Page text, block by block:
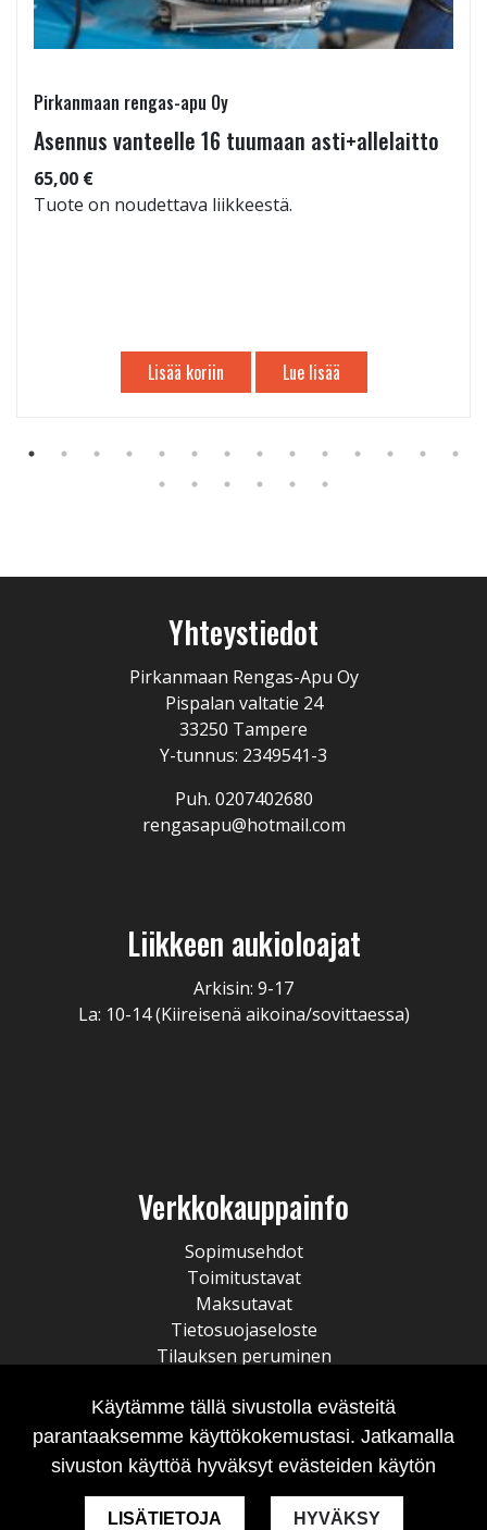
Pirkanmaan rengas-apu Oy
Asennus vanteelle 16 tuumaan asti+allelaitto
65,00 €
Tuote on noudettava liikkeestä.
Lisää koriin Lue lisää
Yhteystiedot
Pirkanmaan Rengas-Apu Oy
Pispalan valtatie 24
33250 Tampere
Y-tunnus: 2349541-3
Puh. 0207402680
rengasapu@hotmail.com
Liikkeen aukioloajat
Arkisin: 9-17
La: 10-14 (Kiireisenä aikoina/sovittaessa)
Verkkokauppainfo
Sopimusehdot
Toimitustavat
Maksutavat
Tietosuojaseloste
Tilauksen peruminen
Käytämme tällä sivustolla evästeitä
parantaaksemme käyttökokemustasi. Jatkamalla
sivuston käyttöä hyväksyt evästeiden käytön
LISÄTIETOJA HYVÄKSY